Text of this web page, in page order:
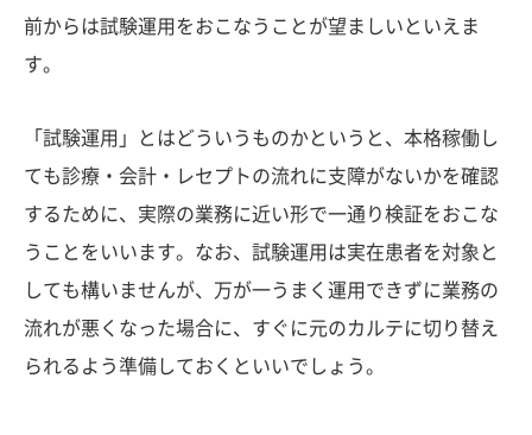
前からは試験運用をおこなうことが望ましいといえま
す。
「試験運用」とはどういうものかというと、本格稼働し
ても診療・会計・レセプトの流れに支障がないかを確認
するために、実際の業務に近い形で一通り検証をおこな
うことをいいます。なお、試験運用は実在患者を対象と
しても構いませんが、万が一うまく運用できずに業務の
流れが悪くなった場合に、すぐに元のカルテに切り替え
られるよう準備しておくといいでしょう。